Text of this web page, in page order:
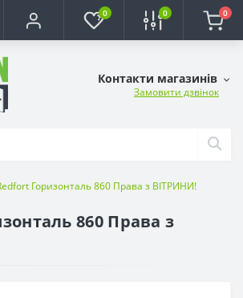
0 0 0
Контакти магазинів
Замовити дзвінок
Горизонталь 860 Права з ВІТРИНИ!
860 Права з